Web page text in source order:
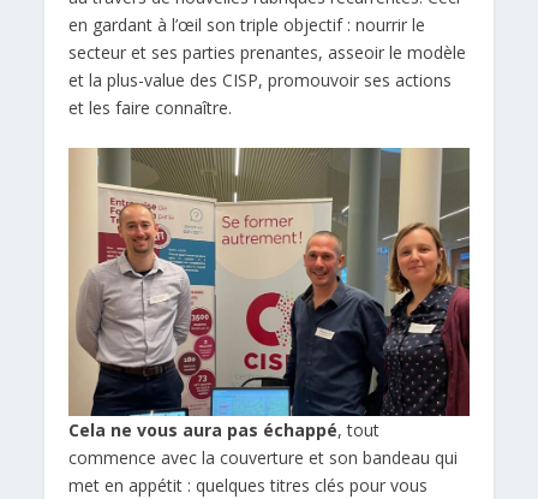
en gardant à l’œil son triple objectif : nourrir le
secteur et ses parties prenantes, asseoir le modèle
et la plus-value des CISP, promouvoir ses actions
et les faire connaître.
Cela ne vous aura pas échappé, tout
commence avec la couverture et son bandeau qui
met en appétit : quelques titres clés pour vous